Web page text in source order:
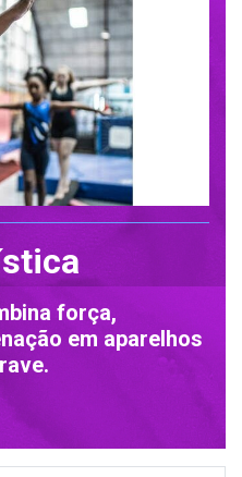
força,
em aparelhos